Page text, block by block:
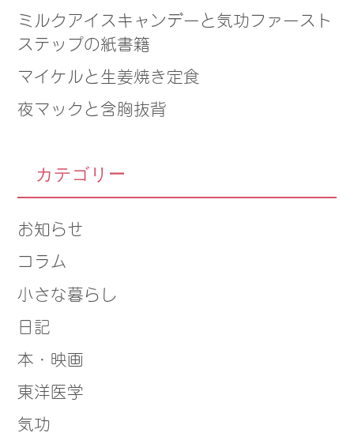
ミルクアイスキャンデーと気功ファースト
ステップの紙書籍
マイケルと生姜焼き定食
夜マックと含胸抜背
カテゴリー
お知らせ
コラム
小さな暮らし
日記
本・映画
東洋医学
気功